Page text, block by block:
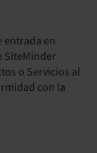
entrada en
SiteMinder
o Servicios al
con la